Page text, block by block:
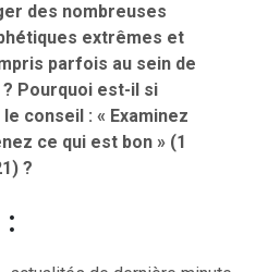
des nombreuses
extrêmes et
parfois au sein de
Pourquoi est-il si
conseil : « Examinez
ce qui est bon » (1
?